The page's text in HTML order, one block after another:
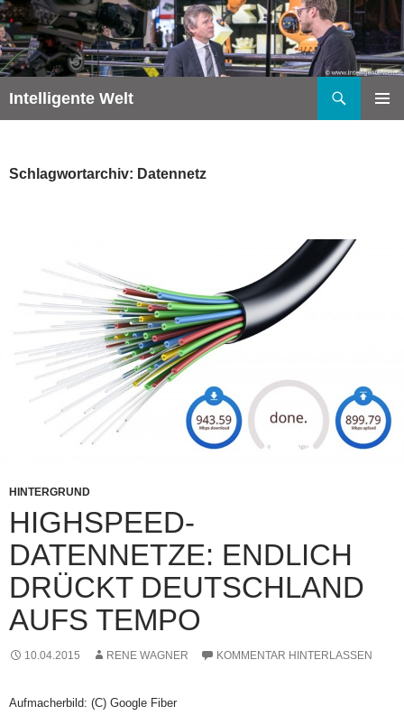
Zum
Inhalt
springen
Intelligente Welt
Schlagwortarchiv: Datennetz
HINTERGRUND
HIGHSPEED-
DATENNETZE: ENDLICH
DRÜCKT DEUTSCHLAND
AUFS TEMPO
10.04.2015 RENE WAGNER KOMMENTAR HINTERLASSEN
Aufmacherbild: (C) Google Fiber